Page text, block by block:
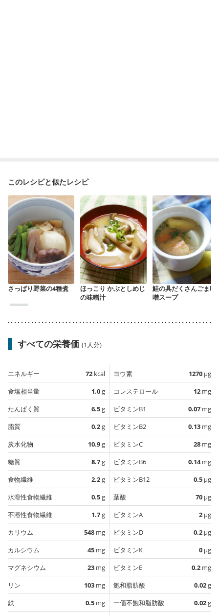
このレシピと似たレシピ
さっぱり野菜の4種煮
ほっこり かぶとしめじ
の味噌汁
鮭の具だくさんごま味
噌スープ
すべての栄養価 (1人分)
エネルギー 72 kcal
食塩相当量
1.0g
たんぱく質
6.5g
脂質
0.2g
炭水化物
10.9g
糖質
8.7g
食物繊維
2.2g
水溶性食物繊維
0.5g
不溶性食物繊維
1.7g
カリウム
548 mg
カルシウム
45 mg
マグネシウム
23 mg
リン
103 mg
鉄
0.5 mg
ヨウ素 1270 µg
コレステロール
12 mg
ビタミンB1
0.07 mg
ビタミンB2
0.13 mg
ビタミンC
28 mg
ビタミンB6
0.14mg
ビタミンB12
0.5 µg
葉酸
70 µg
ビタミンA
2 µg
ビタミンD
0.2 µg
ビタミンK
0 µg
ビタミンE
0.2 mg
飽和脂肪酸
0.02g
一価不飽和脂肪酸
0.02g